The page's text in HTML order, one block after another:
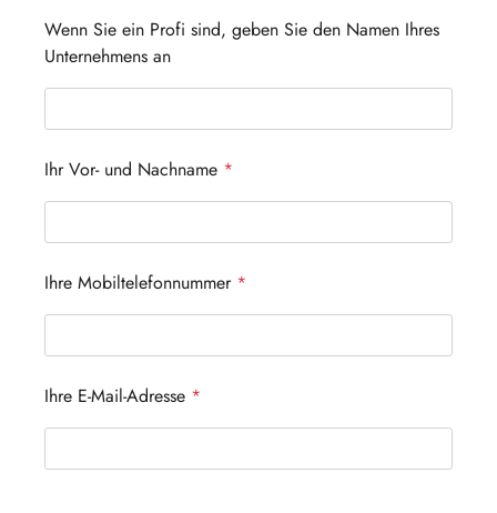
Wenn Sie ein Profi sind, geben Sie den Namen Ihres
Unternehmens an
Ihr Vor- und Nachname *
Ihre Mobiltelefonnummer *
Ihre E-Mail-Adresse *